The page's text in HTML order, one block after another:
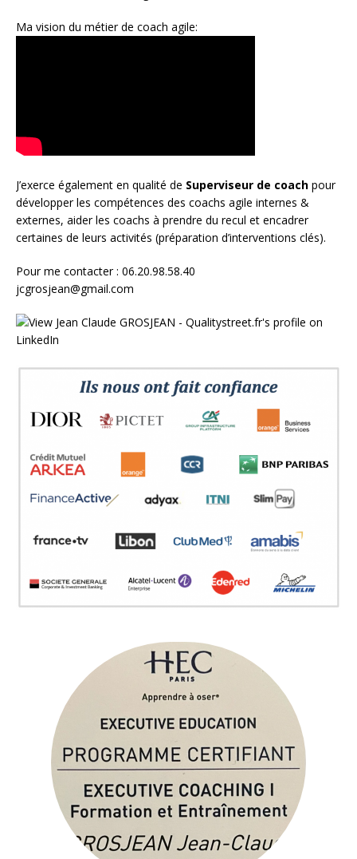
Ma vision du métier de coach agile:
J’exerce également en qualité de Superviseur de coach pour
développer les compétences des coachs agile internes &
externes, aider les coachs à prendre du recul et encadrer
certaines de leurs activités (préparation d’interventions clés).
Pour me contacter : 06.20.98.58.40
jcgrosjean@gmail.com